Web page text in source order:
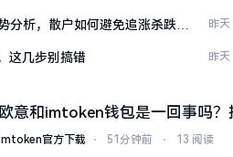
分析，散户如何避免追涨杀跌被
昨天
这几步别搞错 昨天
欧意和imtoken钱包是一回事吗？
官方下载 ⋅ 51分钟前 ⋅ 13 阅读